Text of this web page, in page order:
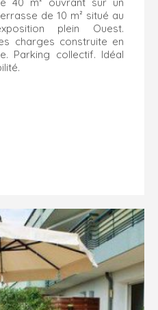
de 10 m² situé au
plein Ouest.
charges construite en
Parking collectif. Idéal